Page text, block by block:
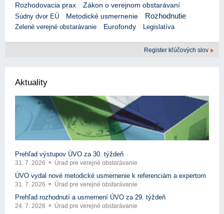
Rozhodovacia prax
Zákon o verejnom obstarávaní
Súdny dvor EÚ
Metodické usmernenie Rozhodnutie
Zelené verejné obstarávanie Eurofondy Legislatíva
Register kľúčových slov
Aktuality
Prehľad výstupov ÚVO za 30. týždeň
31. 7. 2026 Úrad pre verejné obstarávanie
ÚVO vydal nové metodické usmernenie k referenciám a expertom
31. 7. 2026 Úrad pre verejné obstarávanie
Prehľad rozhodnutí a usmernení ÚVO za 29. týždeň
24. 7. 2026 Úrad pre verejné obstarávanie